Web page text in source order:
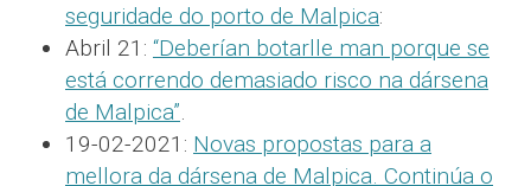
seguridade do porto de Malpica:
Abril 21: “Deberían botarlle man porque se
está correndo demasiado risco na dársena
de Malpica”.
19-02-2021: Novas propostas para a
mellora da dársena de Malpica. Continúa o